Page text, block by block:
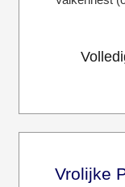
Vrolijke